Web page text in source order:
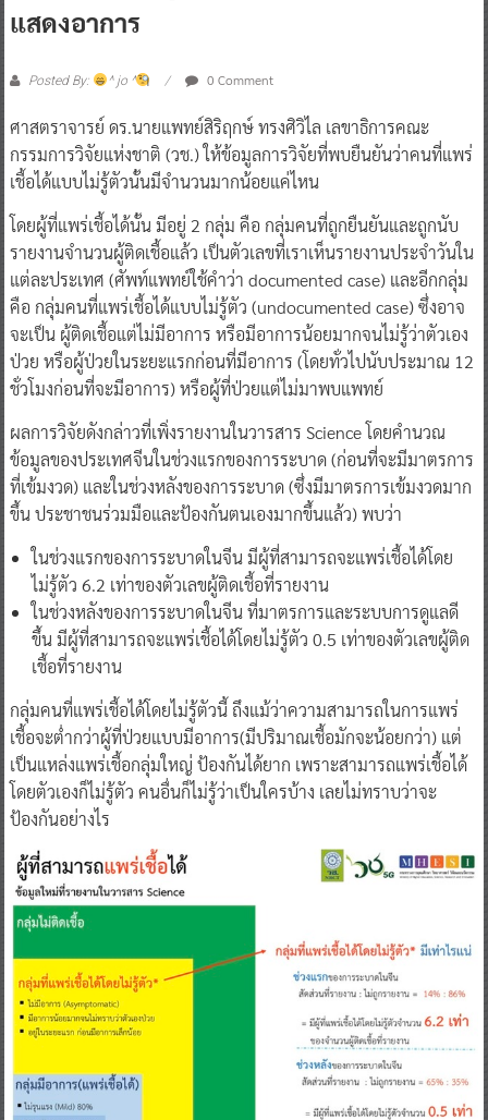
แสดงอาการ
Posted By: ^ jo ^ 0 Comment
ศาสตราจารย์ ดร.นายแพทย์สิริฤกษ์ ทรงศิวิไล เลขาธิการคณะ
กรรมการวิจัยแห่งชาติ (วช.) ให้ข้อมูลการวิจัยที่พบยืนยันว่าคนที่แพร่
เชื้อได้แบบไม่รู้ตัวนั้นมีจำนวนมากน้อยแค่ไหน
โดยผู้ที่แพร่เชื้อได้นั้น มีอยู่ 2 กลุ่ม คือ กลุ่มคนที่ถูกยืนยันและถูกนับ
รายงานจำนวนผู้ติดเชื้อแล้ว เป็นตัวเลขที่เราเห็นรายงานประจำวันใน
แต่ละประเทศ (ศัพท์แพทย์ใช้คำว่า documented case) และอีกกลุ่ม
คือ กลุ่มคนที่แพร่เชื้อได้แบบไม่รู้ตัว (undocumented case) ซึ่งอาจ
จะเป็น ผู้ติดเชื้อแต่ไม่มีอาการ หรือมีอาการน้อยมากจนไม่รู้ว่าตัวเอง
ป่วย หรือผู้ป่วยในระยะแรกก่อนที่มีอาการ (โดยทั่วไปนับประมาณ 12
ชั่วโมงก่อนที่จะมีอาการ) หรือผู้ที่ป่วยแต่ไม่มาพบแพทย์
ผลการวิจัยดังกล่าวที่เพิ่งรายงานในวารสาร Science โดยคำนวณ
ข้อมูลของประเทศจีนในช่วงแรกของการระบาด (ก่อนที่จะมีมาตรการ
ที่เข้มงวด) และในช่วงหลังของการระบาด (ซึ่งมีมาตรการเข้มงวดมาก
ขึ้น ประชาชนร่วมมือและป้องกันตนเองมากขึ้นแล้ว) พบว่า
ในช่วงแรกของการระบาดในจีน มีผู้ที่สามารถจะแพร่เชื้อได้โดย
ไม่รู้ตัว 6.2 เท่าของตัวเลขผู้ติดเชื้อที่รายงาน
ในช่วงหลังของการระบาดในจีน ที่มาตรการและระบบการดูแลดี
ขึ้น มีผู้ที่สามารถจะแพร่เชื้อได้โดยไม่รู้ตัว 0.5 เท่าของตัวเลขผู้ติด
เชื้อที่รายงาน
กลุ่มคนที่แพร่เชื้อได้โดยไม่รู้ตัวนี้ ถึงแม้ว่าความสามารถในการแพร่
เชื้อจะต่ำกว่าผู้ที่ป่วยแบบมีอาการ(มีปริมาณเชื้อมักจะน้อยกว่า) แต่
เป็นแหล่งแพร่เชื้อกลุ่มใหญ่ ป้องกันได้ยาก เพราะสามารถแพร่เชื้อได้
โดยตัวเองก็ไม่รู้ตัว คนอื่นก็ไม่รู้ว่าเป็นใครบ้าง เลยไม่ทราบว่าจะ
ป้องกันอย่างไร